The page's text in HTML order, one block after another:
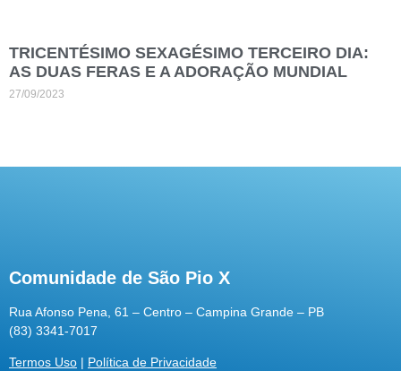
TRICENTÉSIMO SEXAGÉSIMO TERCEIRO DIA:
AS DUAS FERAS E A ADORAÇÃO MUNDIAL
27/09/2023
Comunidade de São Pio X
Rua Afonso Pena, 61 – Centro – Campina Grande – PB
(83) 3341-7017
Termos Uso | Política de Privacidade